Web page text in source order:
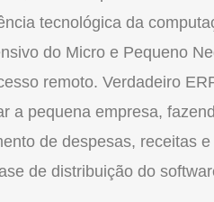
tecnológica da
do Micro e Pequeno
remoto. Verdadeiro
a pequena empresa,
de despesas, receitas
de distribuição do